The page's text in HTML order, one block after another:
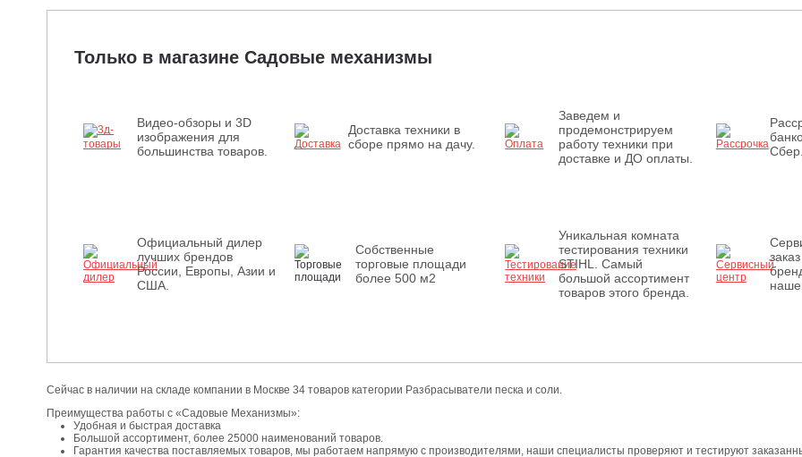
Только в магазине Садовые механизмы
Видео-обзоры и 3D
изображения для
большинства товаров.
Доставка техники в
сборе прямо на дачу.
Заведем и
продемонстрируем
работу техники при
доставке и ДО оплаты.
Сбер.
Официальный дилер
лучших брендов
России, Европы, Азии и
США.
Собственные
торговые площади
более 500 м2
Уникальная комната
тестирования техники
STIHL. Самый
большой ассортимент
товаров этого бренда.
Сейчас в наличии на складе компании в Москве 34 товаров категории Разбрасыватели песка и соли.
Преимущества работы с «Садовые Механизмы»:
Удобная и быстрая доставка
Большой ассортимент, более 25000 наименований товаров.
Гарантия качества поставляемых товаров, мы работаем напрямую с производителями, наши специалисты проверяют и тестируют